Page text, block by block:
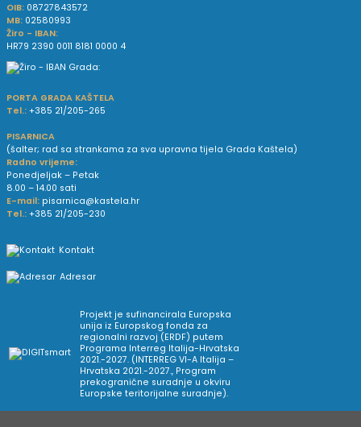
OIB: 08727843572
MB: 02580993
Žiro - IBAN:
HR79 2390 0011 8181 0000 4
PORTA GRADA KAŠTELA
Tel.: +385 21/205-265
PISARNICA
(šalter; rad sa strankama za sva upravna tijela Grada Kaštela)
Radno vrijeme:
Ponedjeljak – Petak
8.00 – 14.00 sati
E-mail: pisarnica@kastela.hr
Tel.: +385 21/205-230
Kontakt
Adresar
Projekt je sufinancirala Europska
unija iz Europskog fonda za
regionalni razvoj (ERDF) putem
Programa Interreg Italija-Hrvatska
2021.-2027. (INTERREG VI-A Italija –
Hrvatska 2021.-2027., Program
prekogranične suradnje u okviru
Europske teritorijalne suradnje).